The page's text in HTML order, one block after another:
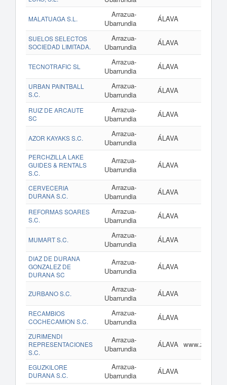
MALATUAGA S.L.
Arrazua-
Ubarrundia
ÁLAVA
SUELOS SELECTOS
SOCIEDAD LIMITADA.
Arrazua-
Ubarrundia
ÁLAVA
TECNOTRAFIC SL
Arrazua-
Ubarrundia
ÁLAVA
URBAN PAINTBALL
S.C.
Arrazua-
Ubarrundia
ÁLAVA
RUIZ DE ARCAUTE
SC
Arrazua-
Ubarrundia
ÁLAVA
AZOR KAYAKS S.C.
Arrazua-
Ubarrundia
ÁLAVA
PERCHZILLA LAKE
GUIDES & RENTALS
S.C.
Arrazua-
Ubarrundia
ÁLAVA
CERVECERIA
DURANA S.C.
Arrazua-
Ubarrundia
ÁLAVA
REFORMAS SOARES
S.C.
Arrazua-
Ubarrundia
ÁLAVA
MUMART S.C.
Arrazua-
Ubarrundia
ÁLAVA
DIAZ DE DURANA
GONZALEZ DE
DURANA SC
Arrazua-
Ubarrundia
ÁLAVA
ZURBANO S.C.
Arrazua-
Ubarrundia
ÁLAVA
RECAMBIOS
COCHECAMION S.C.
Arrazua-
Ubarrundia
ÁLAVA
ZURIMENDI
REPRESENTACIONES
S.C.
Arrazua-
Ubarrundia
ÁLAVA
EGUZKILORE
DURANA S.C.
Arrazua-
Ubarrundia
ÁLAVA